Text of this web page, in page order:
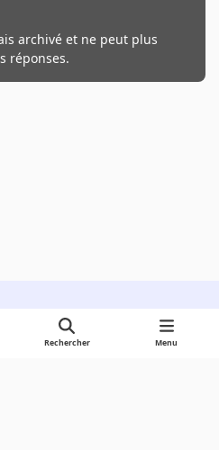
archivé et ne peut plus
réponses.
Rechercher Menu